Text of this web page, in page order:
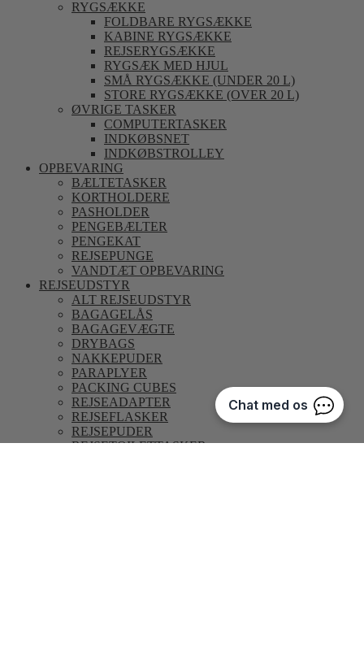
RYGSÆKKE
FOLDBARE RYGSÆKKE
KABINE RYGSÆKKE
REJSERYGSÆKKE
RYGSÆK MED HJUL
SMÅ RYGSÆKKE (UNDER 20 L)
STORE RYGSÆKKE (OVER 20 L)
ØVRIGE TASKER
COMPUTERTASKER
INDKØBSNET
INDKØBSTROLLEY
OPBEVARING
BÆLTETASKER
KORTHOLDERE
PASHOLDER
PENGEBÆLTER
PENGEKAT
REJSEPUNGE
VANDTÆT OPBEVARING
REJSEUDSTYR
ALT REJSEUDSTYR
BAGAGELÅS
BAGAGEVÆGTE
DRYBAGS
NAKKEPUDER
PARAPLYER
PACKING CUBES
REJSEADAPTER
REJSEFLASKER
REJSEPUDER
REJSETOILETTASKER